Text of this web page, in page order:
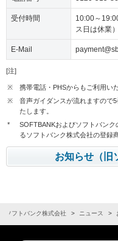
受付時間
10:00～
ス日は休業）
E-Mail
[注]
※
携帯電話・PHSからもご利用い
※
音声ガイダンスが流れますので
たします。
*
SOFTBANKおよびソフトバン
るソフトバンク株式会社の登録
お知らせ（旧
ソフトバンク株式会社 ニュース